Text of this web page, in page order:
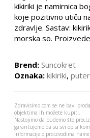
kikiriki je namirnica
koje pozitivno utiču
zdravlje. Sastav:
morska so.
Brend: Suncokret
Oznaka: kikiriki,puter
Zdravisimo.com se ne bavi
objektima ih možete kupiti.
Nastojimo da budemo što
garantujemo da su svi opisi
Informacije o proizvodima